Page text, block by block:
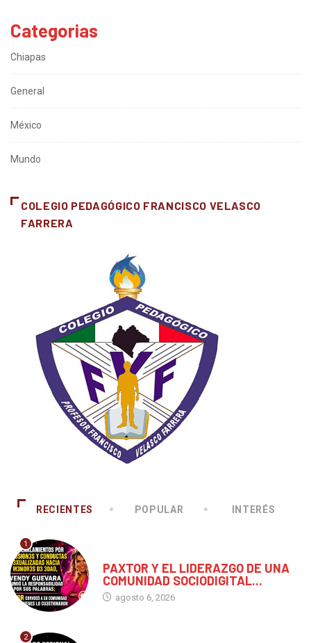
Categorias
Chiapas
General
México
Mundo
COLEGIO PEDAGÓGICO FRANCISCO VELASCO
FARRERA
RECIENTES POPULAR INTERÉS
1
PAXTOR Y EL LIDERAZGO DE UNA
COMUNIDAD SOCIODIGITAL...
agosto 6, 2026
2